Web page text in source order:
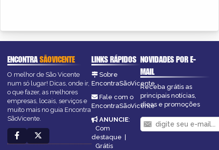
ENCONTRASÃOVICENTE
O melhor de São Vicente
num só lugar! Dicas, onde ir,
o que fazer, as melhores
empresas, locais, serviços e
muito mais no guia Encontra
SãoVicente.
LINKS RÁPIDOS
Sobre
EncontraSãoVicente
Fale com o
EncontraSãoVicente
ANUNCIE:
Com
destaque |
Grátis
NOVIDADES POR E-
MAIL
Receba grátis as
principais notícias,
dicas e promoções